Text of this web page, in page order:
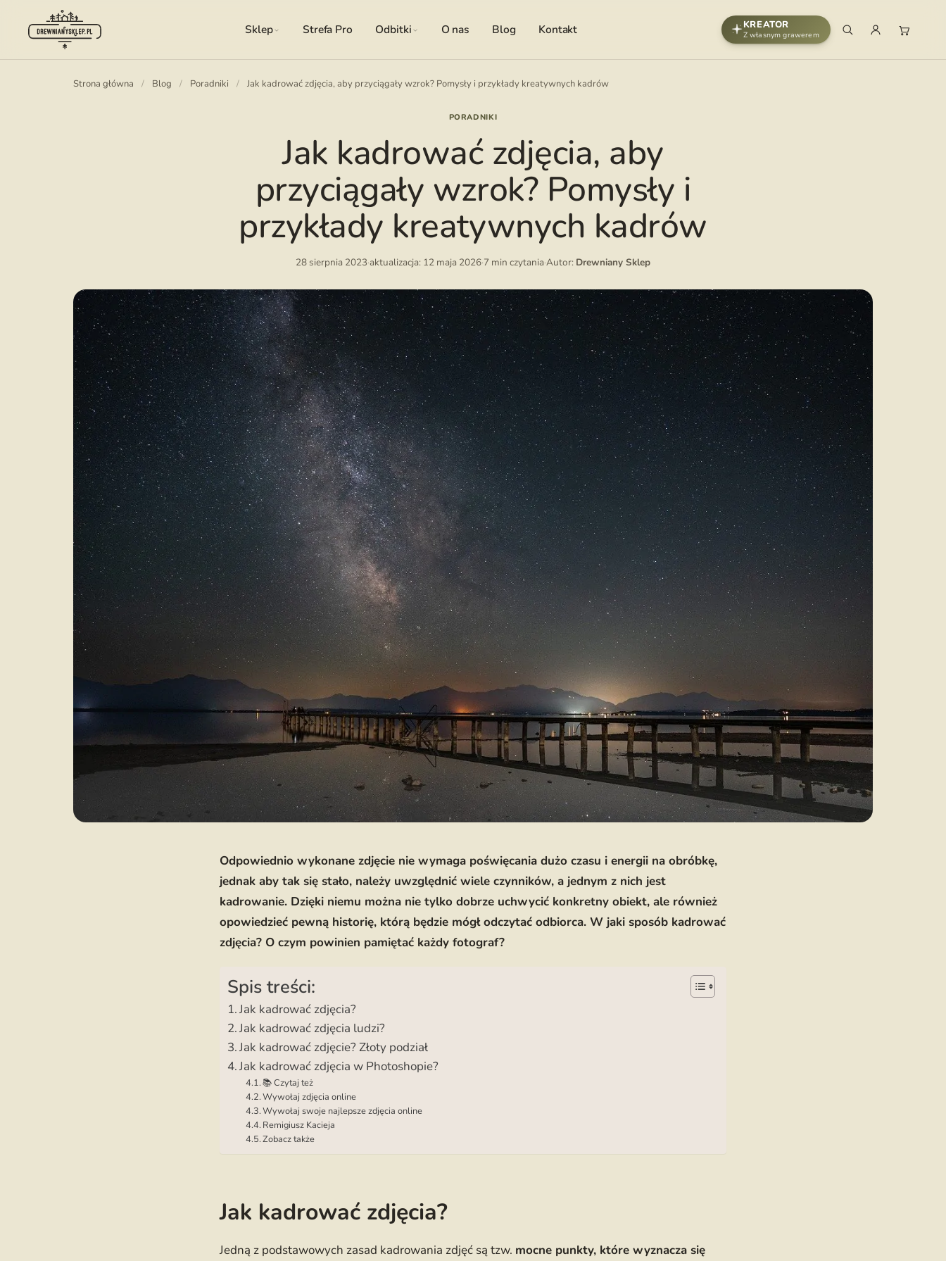
Sklep Strefa Pro Odbitki O nas Blog Kontakt KREATOR
Z własnym grawerem
Strona główna / Blog / Poradniki / Jak kadrować zdjęcia, aby przyciągały wzrok? Pomysły i przykłady kreatywnych kadrów
PORADNIKI
Jak kadrować zdjęcia, aby
przyciągały wzrok? Pomysły i
przykłady kreatywnych kadrów
28 sierpnia 2023·aktualizacja: 12 maja 2026·7 min czytania·Autor: Drewniany Sklep
Odpowiednio wykonane zdjęcie nie wymaga poświęcania dużo czasu i energii na obróbkę,
jednak aby tak się stało, należy uwzględnić wiele czynników, a jednym z nich jest
kadrowanie. Dzięki niemu można nie tylko dobrze uchwycić konkretny obiekt, ale również
opowiedzieć pewną historię, którą będzie mógł odczytać odbiorca. W jaki sposób kadrować
zdjęcia? O czym powinien pamiętać każdy fotograf?
Spis treści:
Jak kadrować zdjęcia?
Jak kadrować zdjęcia ludzi?
Jak kadrować zdjęcie? Złoty podział
Jak kadrować zdjęcia w Photoshopie?
📚 Czytaj też
Wywołaj zdjęcia online
Wywołaj swoje najlepsze zdjęcia online
Remigiusz Kacieja
Zobacz także
Jak kadrować zdjęcia?
Jedną z podstawowych zasad kadrowania zdjęć są tzw. mocne punkty, które wyznacza się